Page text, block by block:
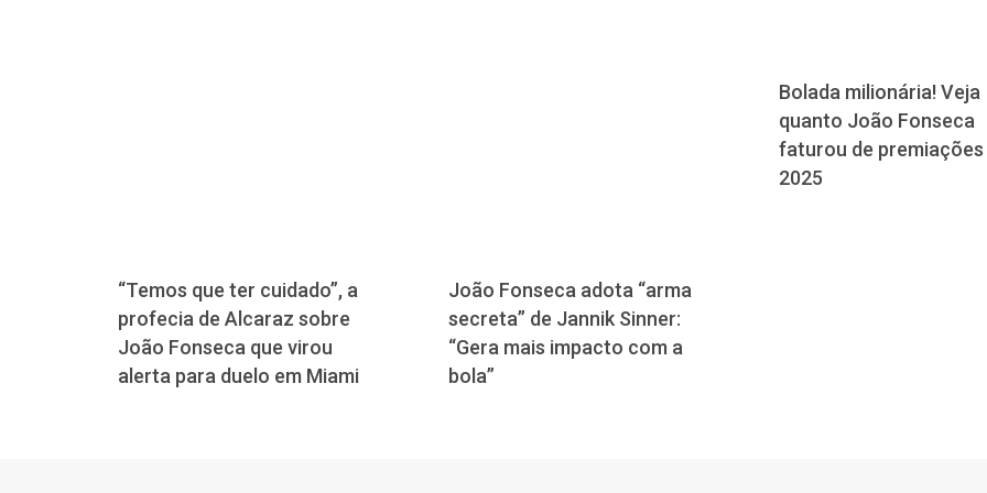
“Temos que ter cuidado”, a
profecia de Alcaraz sobre
João Fonseca que virou
alerta para duelo em Miami
João Fonseca adota “arma
secreta” de Jannik Sinner:
“Gera mais impacto com a
bola”
Bolada milionária! Veja
quanto João Fonseca
faturou de premiações
2025